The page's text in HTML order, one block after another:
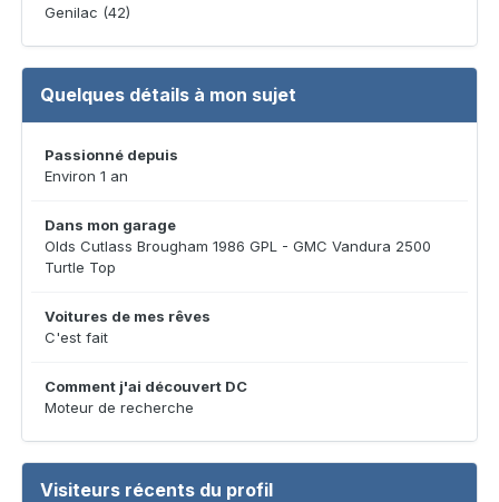
Genilac (42)
Quelques détails à mon sujet
Passionné depuis
Environ 1 an
Dans mon garage
Olds Cutlass Brougham 1986 GPL - GMC Vandura 2500
Turtle Top
Voitures de mes rêves
C'est fait
Comment j'ai découvert DC
Moteur de recherche
Visiteurs récents du profil